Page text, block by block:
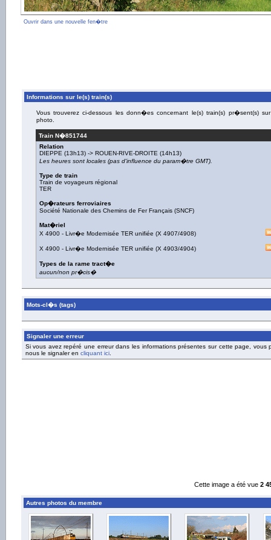
Ouvrir dans une nouvelle fen�tre
Informations sur le(s) train(s)
Vous trouverez ci-dessous les donn�es concernant le(s) train(s) pr�sent(s)
photo.
Train N�851744
Relation
DIEPPE (13h13) -> ROUEN-RIVE-DROITE (14h13)
Les heures sont locales (pas d'influence du param�tre GMT).
Type de train
Train de voyageurs régional
TER
Op�rateurs ferroviaires
Société Nationale des Chemins de Fer Français (SNCF)
Mat�riel
X 4900 - Livr�e Modernisée TER unifiée (X 4907/4908)
X 4900 - Livr�e Modernisée TER unifiée (X 4903/4904)
Types de la rame tract�e
aucun/non pr�cis�
Mots-cl�s (tags)
Signaler une erreur
Si vous avez repéré une erreur dans les informations présentes sur cette page, vous
nous le signaler en cliquant ici.
Cette image a été vue 2
Autres photos du membre